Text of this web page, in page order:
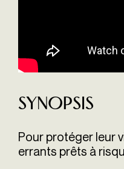
Synopsis
Pour protéger leur
errants prêts à